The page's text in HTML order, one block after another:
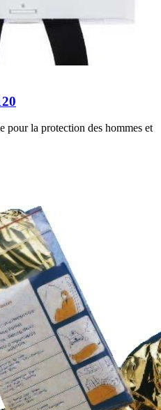
pour la protection des hommes et